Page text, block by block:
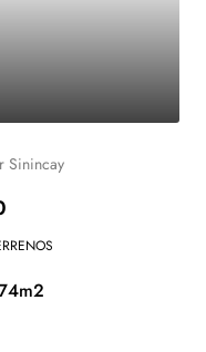
Sinincay